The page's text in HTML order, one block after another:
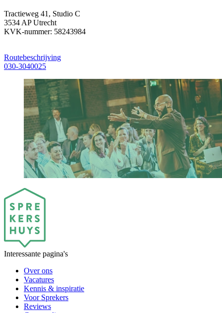
Tractieweg 41, Studio C
3534 AP Utrecht
KVK-nummer: 58243984
Routebeschrijving
030-3040025
Interessante pagina's
Over ons
Vacatures
Kennis & inspiratie
Voor Sprekers
Reviews